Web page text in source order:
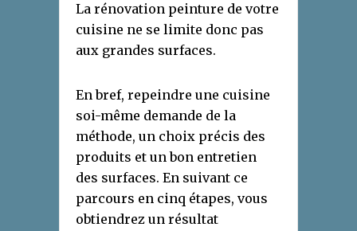
La rénovation peinture de votre
cuisine ne se limite donc pas
aux grandes surfaces.
En bref, repeindre une cuisine
soi-même demande de la
méthode, un choix précis des
produits et un bon entretien
des surfaces. En suivant ce
parcours en cinq étapes, vous
obtiendrez un résultat